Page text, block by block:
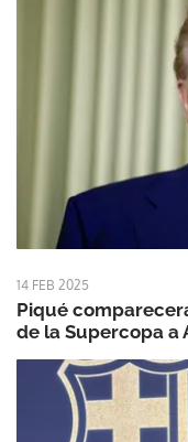
14 FEB 2025
Piqué
de la Supercopa a